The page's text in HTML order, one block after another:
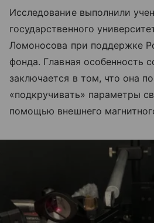
Исследование выполнили
государственного
Ломоносова при поддержке
фонда. Главная особенность
заключается в том, что она
«подкручивать» параметры
помощью внешнего